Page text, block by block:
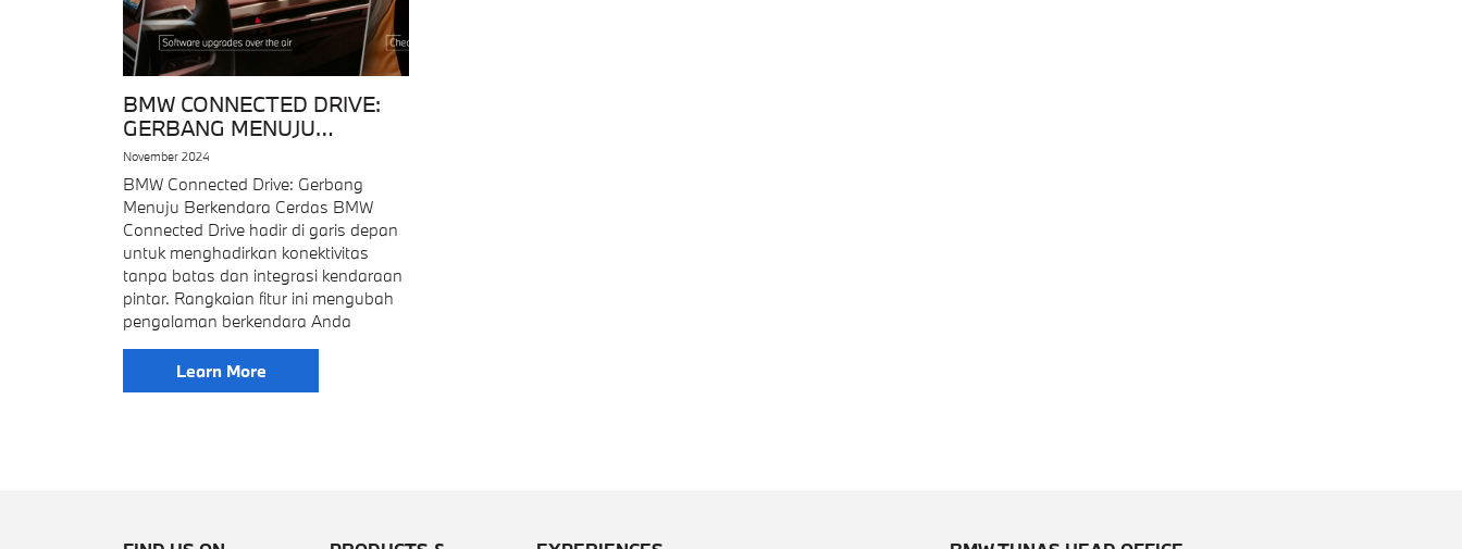
BMW CONNECTED DRIVE:
GERBANG MENUJU
BERKENDARA CERDAS
November 2024
BMW Connected Drive: Gerbang
Menuju Berkendara Cerdas BMW
Connected Drive hadir di garis depan
untuk menghadirkan konektivitas
tanpa batas dan integrasi kendaraan
pintar. Rangkaian fitur ini mengubah
pengalaman berkendara Anda
Learn More